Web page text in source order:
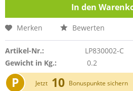
In den
Merken Bewerten
Artikel-Nr.:
LP830002-C
Gewicht in Kg.:
0.2
P Jetzt 10 Bonuspunkte sichern